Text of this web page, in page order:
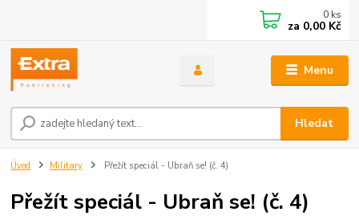
Menu
Hledat
0 ks
za 0,00 Kč
Úvod Military Přežít speciál - Ubraň se! (č. 4)
Přežít speciál - Ubraň se! (č. 4)